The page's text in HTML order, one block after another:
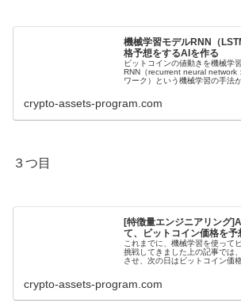
機械学習モデルRNN（
格予想をするAIを作る
ビットコインの値動きを機械学
RNN（recurrent neural network
ワーク）という機械学習の手法
crypto-assets-program.com
３つ目
[特徴量エンジニアリング
て、ビットコイン価格を予
これまでに、機械学習を使って
挑戦してきました上の記事では
させ、次の日はビットコイン価
crypto-assets-program.com